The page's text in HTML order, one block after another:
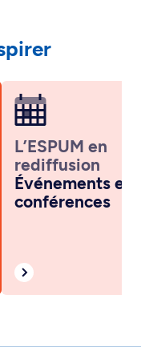
L’ESPUM en
rediffusion
Événements et
conférences